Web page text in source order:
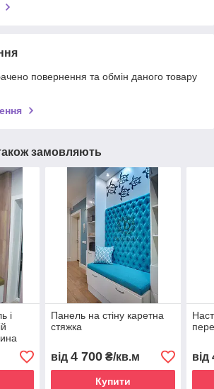
повернення та обмін даного товару
замовляють
і
Панель на стіну каретна
стяжка
від 4 700₴/кв.м
Купити
від